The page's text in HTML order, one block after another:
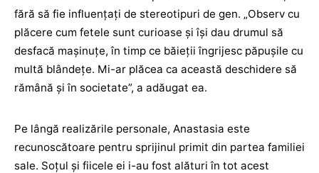
fără să fie influențați de stereotipuri de gen. „Observ cu
plăcere cum fetele sunt curioase și își dau drumul să
desfacă mașinuțe, în timp ce băieții îngrijesc păpușile cu
multă blândețe. Mi-ar plăcea ca această deschidere să
rămână și în societate”, a adăugat ea.
Pe lângă realizările personale, Anastasia este
recunoscătoare pentru sprijinul primit din partea familiei
sale. Soțul și fiicele ei i-au fost alături în tot acest